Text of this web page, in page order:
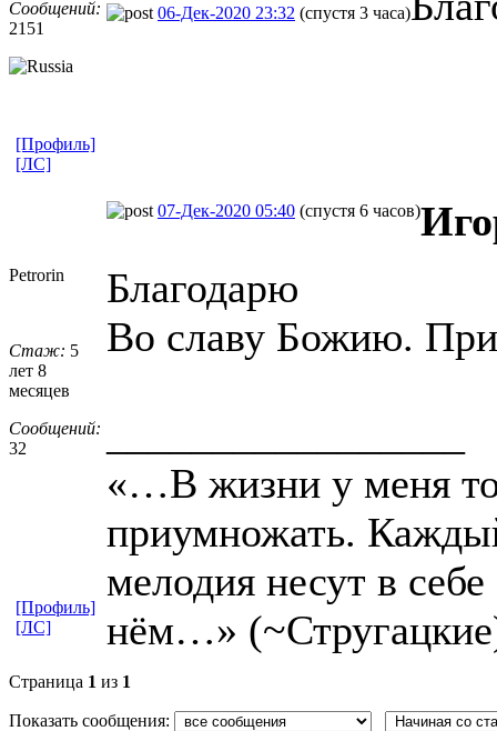
Сообщений:
2151
06-Дек-2020 23:32 (спустя 3 часа)
[Профиль]
[ЛС]
Petrorin
Стаж: 5
лет 8
месяцев
Сообщений:
32
07-Дек-2020 05:40 (спустя 6 часов)
Благодарю
Во славу Божию.
«…В жизни у меня
приумножать.
мелодия несут в
нём…»
[Профиль]
[ЛС]
Страница 1 из 1
Показать сообщения: